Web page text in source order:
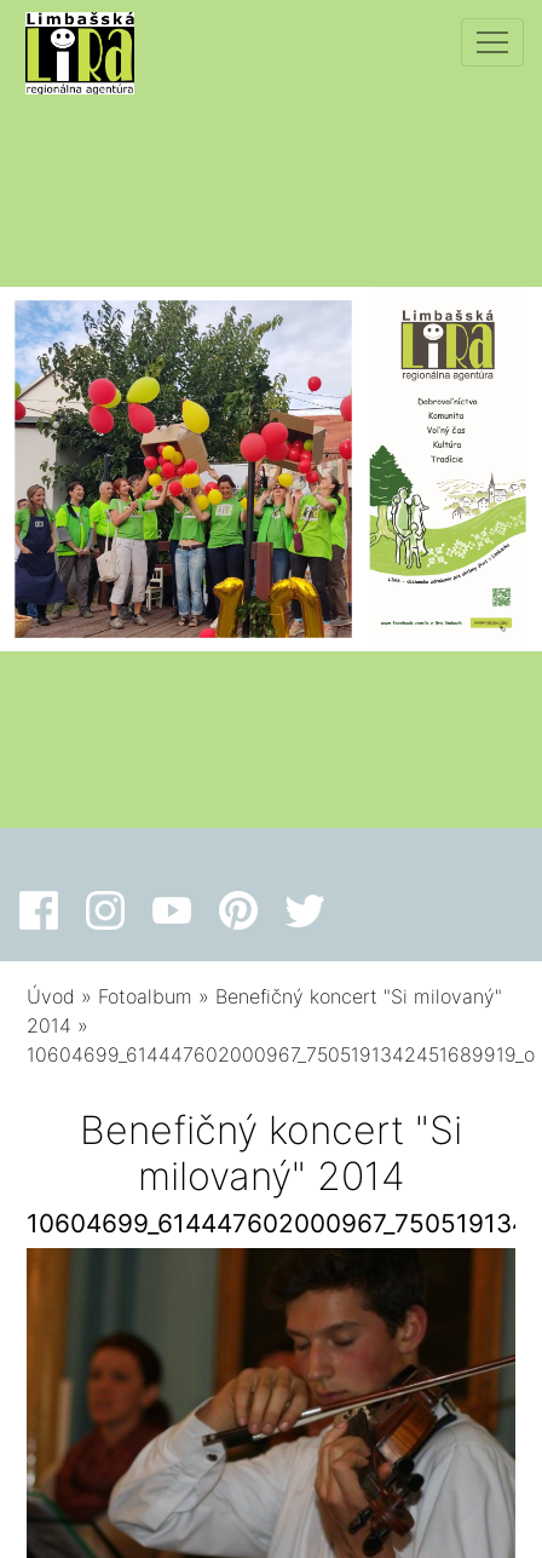
Úvod » Fotoalbum » Benefičný koncert "Si milovaný"
2014 »
10604699_614447602000967_7505191342451689919_o
Benefičný koncert "Si
milovaný" 2014